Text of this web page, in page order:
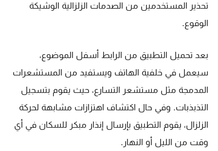
تحذير المستخدمين من الصدمات الزلزالية الوشيكة
الوقوع.
بعد تحميل التطبيق من الرابط أسفل الموضوع،
سيعمل في خلفية الهاتف ويستفيد من المستشعرات
المدمجة مثل مستشعر التسارع، حيث يقوم بتسجيل
التذبذبات. وفي حال اكتشاف اهتزازات مشابهة لحركة
الزلزال، يقوم التطبيق بإرسال إنذار مبكر للسكان في أي
وقت من الليل أو النهار.